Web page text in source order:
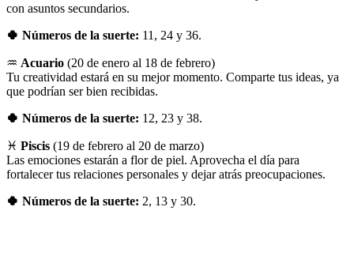
con asuntos secundarios.
🍀 Números de la suerte: 11, 24 y 36.
♒ Acuario (20 de enero al 18 de febrero)
Tu creatividad estará en su mejor momento. Comparte tus ideas, ya
que podrían ser bien recibidas.
🍀 Números de la suerte: 12, 23 y 38.
♓ Piscis (19 de febrero al 20 de marzo)
Las emociones estarán a flor de piel. Aprovecha el día para
fortalecer tus relaciones personales y dejar atrás preocupaciones.
🍀 Números de la suerte: 2, 13 y 30.